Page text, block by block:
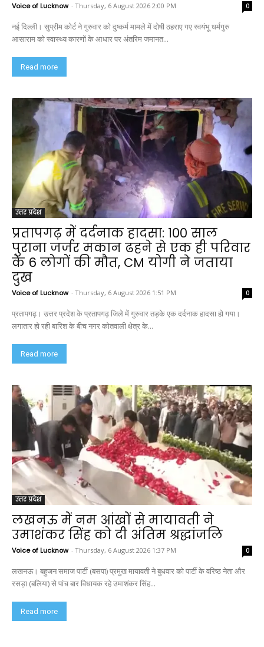
Voice of Lucknow - Thursday, 6 August 2026 2:00 PM 0
नई दिल्ली। सुप्रीम कोर्ट ने गुरुवार को दुष्कर्म मामले में दोषी ठहराए गए स्वयंभू धर्मगुरु
आसाराम को स्वास्थ्य कारणों के आधार पर अंतरिम जमानत...
Read more
उत्तर प्रदेश
प्रतापगढ़ में दर्दनाक हादसा: 100 साल
पुराना जर्जर मकान ढहने से एक ही परिवार
के 6 लोगों की मौत, CM योगी ने जताया
दुख
Voice of Lucknow - Thursday, 6 August 2026 1:51 PM 0
प्रतापगढ़। उत्तर प्रदेश के प्रतापगढ़ जिले में गुरुवार तड़के एक दर्दनाक हादसा हो गया।
लगातार हो रही बारिश के बीच नगर कोतवाली क्षेत्र के...
Read more
उत्तर प्रदेश
लखनऊ में नम आंखों से मायावती ने
उमाशंकर सिंह को दी अंतिम श्रद्धांजलि
Voice of Lucknow - Thursday, 6 August 2026 1:37 PM 0
लखनऊ। बहुजन समाज पार्टी (बसपा) प्रमुख मायावती ने बुधवार को पार्टी के वरिष्ठ नेता और
रसड़ा (बलिया) से पांच बार विधायक रहे उमाशंकर सिंह...
Read more